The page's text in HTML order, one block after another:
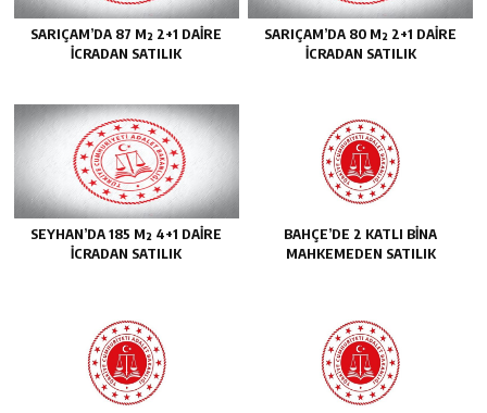
SARIÇAM’DA 87 M² 2+1 DAİRE
İCRADAN SATILIK
SARIÇAM’DA 80 M² 2+1 DAİRE
İCRADAN SATILIK
SEYHAN’DA 185 M² 4+1 DAİRE
İCRADAN SATILIK
BAHÇE’DE 2 KATLI BİNA
MAHKEMEDEN SATILIK